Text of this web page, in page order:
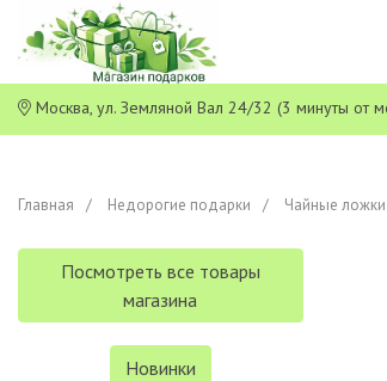
Москва, ул. Земляной Вал 24/32 (3 минуты от
Главная Недорогие подарки Чайные
Посмотреть все товары
магазина
Новинки